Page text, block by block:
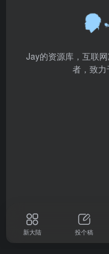
Jay的资源库，互联
者，致
新大陆 投个稿